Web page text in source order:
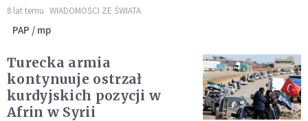
8 lat temu WIADOMOŚCI ZE ŚWIATA
PAP / mp
Turecka armia
kontynuuje ostrzał
kurdyjskich pozycji w
Afrin w Syrii